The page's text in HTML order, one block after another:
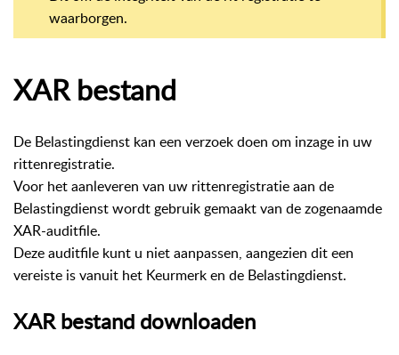
waarborgen.
XAR bestand
De Belastingdienst kan een verzoek doen om inzage in uw
rittenregistratie.
Voor het aanleveren van uw rittenregistratie aan de
Belastingdienst wordt gebruik gemaakt van de zogenaamde
XAR-auditfile.
Deze auditfile kunt u niet aanpassen, aangezien dit een
vereiste is vanuit het Keurmerk en de Belastingdienst.
XAR bestand downloaden